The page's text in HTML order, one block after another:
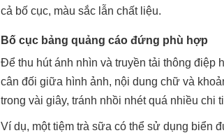
cả bố cục, màu sắc lẫn chất liệu.
Bố cục bảng quảng cáo đứng phù hợp
Để thu hút ánh nhìn và truyền tải thông điệp
cân đối giữa hình ảnh, nội dung chữ và
trong vài giây, tránh nhồi nhét quá nhiều chi
Ví dụ, một tiệm trà sữa có thể sử dụng biển